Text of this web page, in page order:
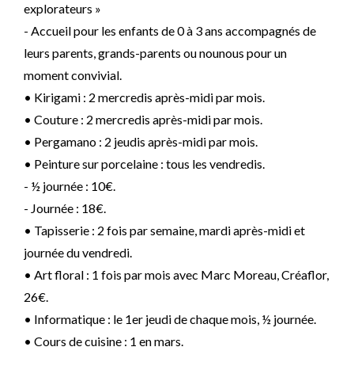
explorateurs »
- Accueil pour les enfants de 0 à 3 ans accompagnés de
leurs parents, grands-parents ou nounous pour un
moment convivial.
• Kirigami : 2 mercredis après-midi par mois.
• Couture : 2 mercredis après-midi par mois.
• Pergamano : 2 jeudis après-midi par mois.
• Peinture sur porcelaine : tous les vendredis.
- ½ journée : 10€.
- Journée : 18€.
• Tapisserie : 2 fois par semaine, mardi après-midi et
journée du vendredi.
• Art floral : 1 fois par mois avec Marc Moreau, Créaflor,
26€.
• Informatique : le 1er jeudi de chaque mois, ½ journée.
• Cours de cuisine : 1 en mars.